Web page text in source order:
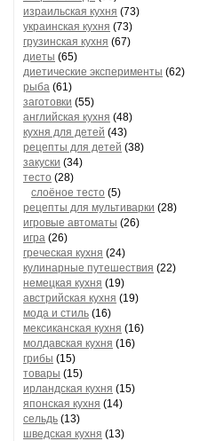
израильская кухня (73)
украинская кухня (73)
грузинская кухня (67)
диеты (65)
диетические эксперименты (62)
рыба (61)
заготовки (55)
английская кухня (48)
кухня для детей (43)
рецепты для детей (38)
закуски (34)
тесто (28)
слоёное тесто (5)
рецепты для мультиварки (28)
игровые автоматы (26)
игра (26)
греческая кухня (24)
кулинарные путешествия (22)
немецкая кухня (19)
австрийская кухня (19)
мода и стиль (16)
мексиканская кухня (16)
молдавская кухня (16)
грибы (15)
товары (15)
ирландская кухня (15)
японская кухня (14)
сельдь (13)
шведская кухня (13)